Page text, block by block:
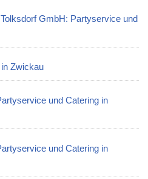
GmbH: Partyservice und
Zwickau
und Catering in
und Catering in